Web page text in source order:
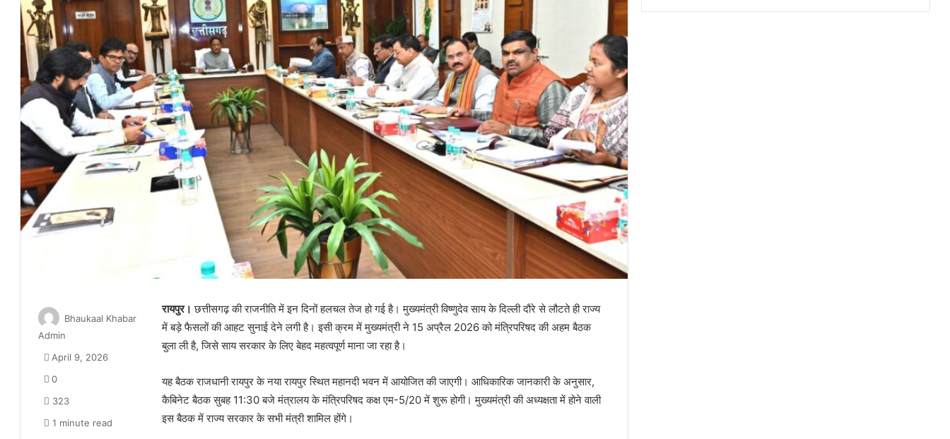
रायपुर। छत्तीसगढ़ की राजनीति में इन दिनों हलचल तेज हो गई है। मुख्यमंत्रीविष्णुदेव सायके दिल्ली दौरे से लौटते ही राज्य
में बड़े फैसलों की आहट सुनाई देने लगी है। इसी क्रम में मुख्यमंत्री ने 15 अप्रैल 2026 को मंत्रिपरिषद की अहम बैठक
बुला ली है, जिसे साय सरकार के लिए बेहद महत्वपूर्ण माना जा रहा है।
यह बैठक राजधानीरायपुरके नया रायपुर स्थितमहानदी भवनमें आयोजित की जाएगी। आधिकारिक जानकारी के अनुसार,
कैबिनेट बैठक सुबह 11:30 बजे मंत्रालय के मंत्रिपरिषद कक्ष एम-5/20 में शुरू होगी। मुख्यमंत्री की अध्यक्षता में होने वाली
इस बैठक में राज्य सरकार के सभी मंत्री शामिल होंगे।
Bhaukaal Khabar
Admin
April 9, 2026
0
323
1 minute read